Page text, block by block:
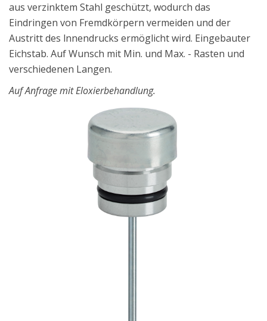
aus verzinktem Stahl geschützt, wodurch das
Eindringen von Fremdkörpern vermeiden und der
Austritt des lnnendrucks ermöglicht wird. Eingebauter
Eichstab. Auf Wunsch mit Min. und Max. - Rasten und
verschiedenen Langen.
Auf Anfrage mit Eloxierbehandlung.